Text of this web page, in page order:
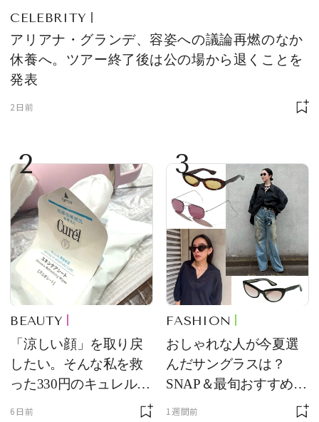
CELEBRITY
アリアナ・グランデ、容姿への議論再燃のなか
休養へ。ツアー終了後は公の場から退くことを
発表
2日前
2
BEAUTY
「涼しい顔」を取り戻
したい。そんな私を救
った330円のキュレル名
6日前
3
FASHION
おしゃれな人が今夏選
んだサングラスは？
SNAP＆最旬おすすめサ
1週間前